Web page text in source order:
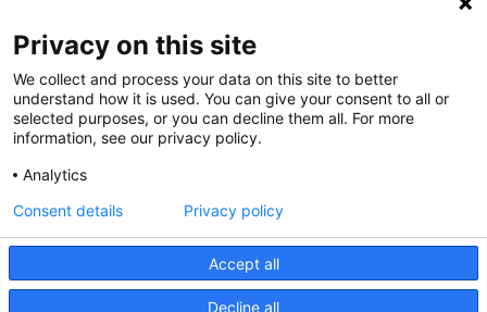
935 120 481
@CGTCatalunya
cgtcatalunya
CGTCatalunya
Privacy on this site
We collect and process your data on this site to better
understand how it is used. You can give your consent to all or
selected purposes, or you can decline them all. For more
information, see our privacy policy.
Analytics
Accept all
Decline all
Consent details Privacy policy